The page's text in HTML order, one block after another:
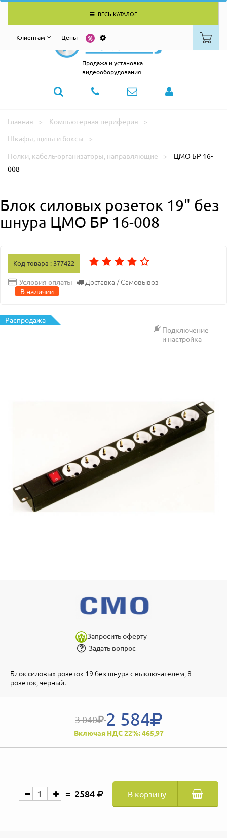
ВЕСЬ КАТАЛОГ
Клиентам Цены
Продажа и установка
видеооборудования
Главная
Компьютерная периферия
Шкафы, щиты и боксы
Полки, кабель-организаторы, направляющие
ЦМО БР 16-
008
Блок силовых розеток 19" без
шнура ЦМО БР 16-008
Код товара : 377422
Условия оплаты Доставка / Самовывоз
В наличии
Распродажа
Подключение
и настройка
Запросить оферту
Задать вопрос
Блок силовых розеток 19 без шнура с выключателем, 8
розеток, черный.
3 040 2 584
Включая НДС 22%: 465,97
2584 В корзину